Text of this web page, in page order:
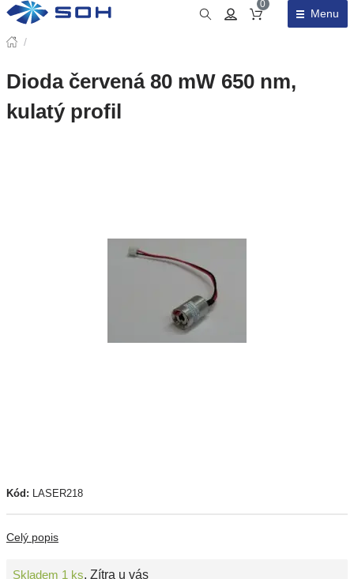
Obsah košíku
0
Menu
/
Dioda červená 80 mW 650 nm,
kulatý profil
Kód: LASER218
Celý popis
Skladem 1 ks, Zítra u vás